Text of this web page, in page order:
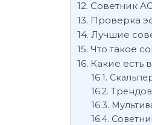
Советник
Проверка
Лучшие
Что такое
Какие есть